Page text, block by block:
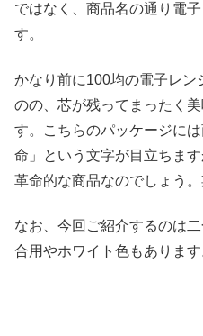
ではなく、商品名の通り電
す。
かなり前に100均の電子レン
のの、芯が残ってまったく
す。こちらのパッケージに
命」という文字が目立ちま
革命的な商品なのでしょう。
なお、今回ご紹介するのは
合用やホワイト色もあります